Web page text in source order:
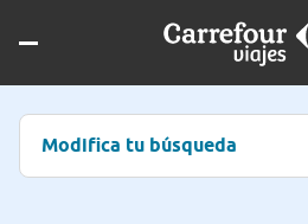
Modifica tu búsqueda